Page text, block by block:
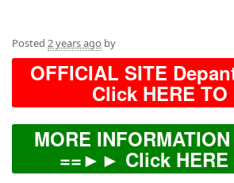
Posted 2 years ago by
OFFICIAL SITE
Click HERE TO
MORE
==►► Click HERE